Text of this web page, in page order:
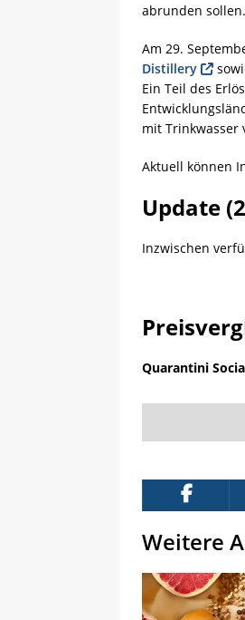
abrunden
Am 29.
Distillery
Ein Teil des
mit Trinkwasser
Aktuell können
Update
Inzwischen
Quarantini
Weitere